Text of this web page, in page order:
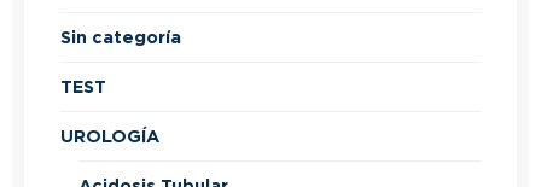
Sin categoría
TEST
UROLOGÍA